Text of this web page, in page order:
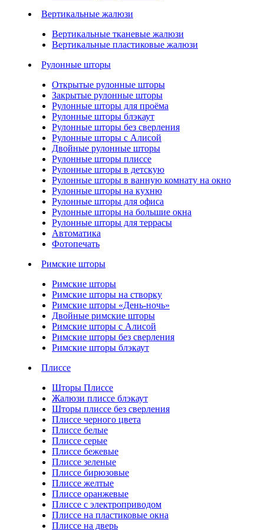
Вертикальные жалюзи
Вертикальные тканевые жалюзи
Вертикальные пластиковые жалюзи
Рулонные шторы
Открытые рулонные шторы
Закрытые рулонные шторы
Рулонные шторы для проёма
Рулонные шторы блэкаут
Рулонные шторы без сверления
Рулонные шторы с Алисой
Двойные рулонные шторы
Рулонные шторы плиссе
Рулонные шторы в детскую
Рулонные шторы в ванную комнату на окно
Рулонные шторы на кухню
Рулонные шторы для офиса
Рулонные шторы на большие окна
Рулонные шторы для террасы
Автоматика
Фотопечать
Римские шторы
Римские шторы
Римские шторы на створку
Римские шторы «День-ночь»
Двойные римские шторы
Римские шторы с Алисой
Римские шторы без сверления
Римские шторы блэкаут
Плиссе
Шторы Плиссе
Жалюзи плиссе блэкаут
Шторы плиссе без сверления
Плиссе черного цвета
Плиссе белые
Плиссе серые
Плиссе бежевые
Плиссе зеленые
Плиссе бирюзовые
Плиссе желтые
Плиссе оранжевые
Плиссе с электроприводом
Плиссе на пластиковые окна
Плиссе на дверь